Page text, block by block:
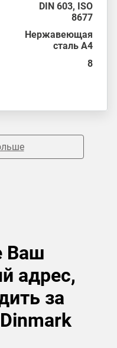
DIN 603, ISO
8677
Нержавеющая
сталь А4
8
Ваш
адрес,
за